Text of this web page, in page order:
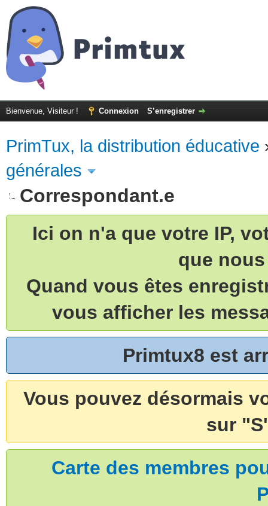
Bienvenue, Visiteur ! Connexion S’enregistrer
PrimTux, la distribution éducative
générales
Correspondant.e
Ici on n'a que votre IP,
que
Quand vous êtes
vous afficher les
Primtux8 est
Vous pouvez désormais
sur
Carte des membres